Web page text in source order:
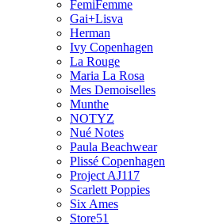
FemiFemme
Gai+Lisva
Herman
Ivy Copenhagen
La Rouge
Maria La Rosa
Mes Demoiselles
Munthe
NOTYZ
Nué Notes
Paula Beachwear
Plissé Copenhagen
Project AJ117
Scarlett Poppies
Six Ames
Store51